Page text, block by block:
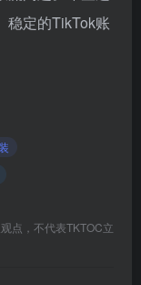
稳定的TikTok账
点，不代表TKTOC立